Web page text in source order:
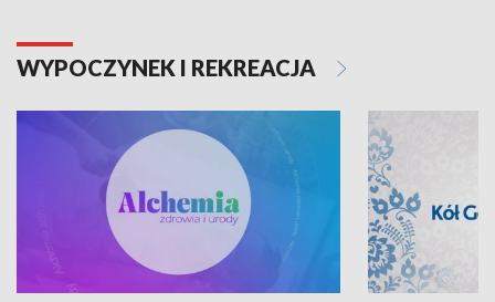
WYPOCZYNEK I REKREACJA